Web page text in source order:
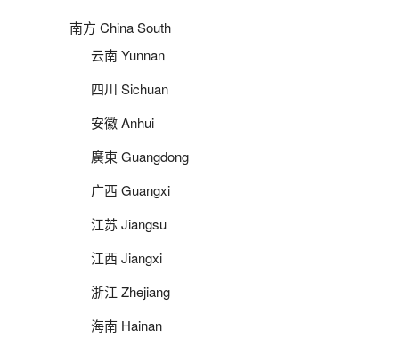
南方 China South
云南 Yunnan
四川 Sichuan
安徽 Anhui
廣東 Guangdong
广西 Guangxi
江苏 Jiangsu
江西 Jiangxi
浙江 Zhejiang
海南 Hainan